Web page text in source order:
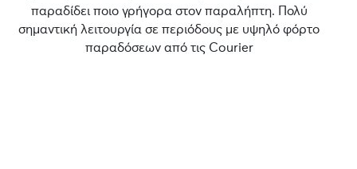
παραδίδει ποιο γρήγορα στον παραλήπτη. Πολύ
σημαντική λειτουργία σε περιόδους με υψηλό φόρτο
παραδόσεων από τις Courier